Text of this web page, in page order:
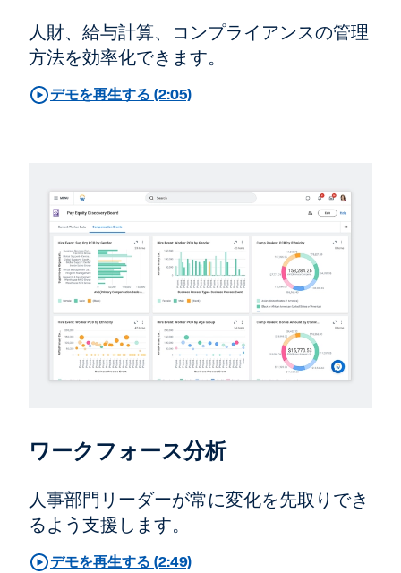
人財、給与計算、コンプライアンスの管理
方法を効率化できます。
デモを再生する (2:05)
ワークフォース分析
人事部門リーダーが常に変化を先取りでき
るよう支援します。
デモを再生する (2:49)